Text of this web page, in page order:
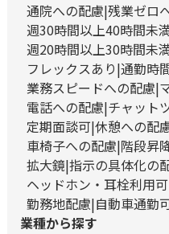
通院への配慮 残業ゼロ
週30時間以上40時間未
週20時間以上30時間未
フレックスあり 通勤時
業務スピードへの配慮
電話への配慮 チャット
定期面談可 休憩への配
車椅子への配慮 階段昇
拡大鏡 指示の具体化の
ヘッドホン・耳栓利用可
勤務地配慮 自動車通勤
業種から探す